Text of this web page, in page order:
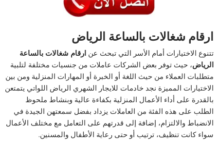
ارقام شغالات بالساعة الرياض
تتنوع الاختيارات أمام الأسر التي تبحث عنارقام شغالات بالساعة
الرياض، حيث توفر بعض الشركات عاملات من جنسيات مختلفة لتلبية
متطلبات العملاء من حيث اللغة أو الخبرة أو المهارات المنزلية ومن بين
الاختيارات المميزة نجد خادمات للايجار الشهري الرياض اللواتي يتمتعن
بالقدرة على أداء الأعمال المنزلية بكفاءة عالية وبنشاط ملحوظ
الطلب على هذه الفئة من العاملات يزداد بفضل سمعتهن الجيدة في
الانضباط والالتزام، إضافة إلى قدرتهم على التعامل مع مختلف الأعمال
سواء كانت تنظيف، ترتيب أو حتى رعاية الأطفال والمسنين.